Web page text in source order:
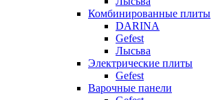
Комбинированные плиты
DARINA
Gefest
Лысьва
Электрические плиты
Gefest
Варочные панели